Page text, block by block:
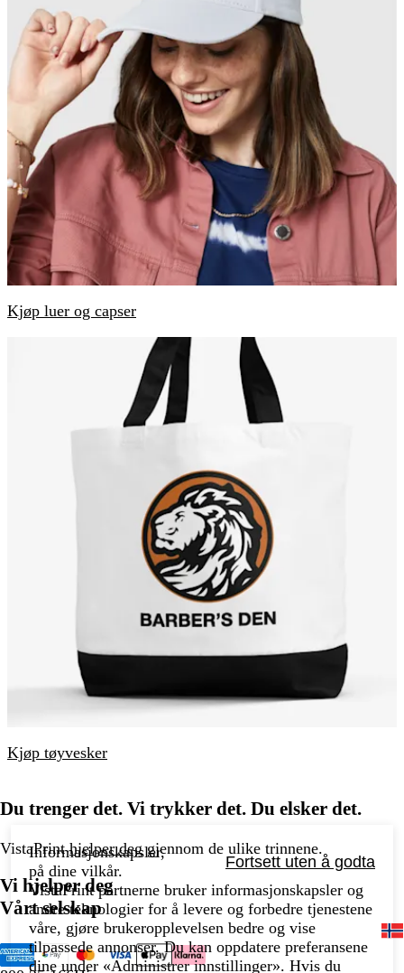
Kjøp luer og capser
Kjøp tøyvesker
Du trenger det. Vi trykker det. Du elsker det.
VistaPrinthjelper deggjennom de ulike trinnene.
Vi hjelper deg
Vårt selskap
Informasjonskapsler,
på dine vilkår.
Fortsett uten å godta
VistaPrint partnerne bruker informasjonskapsler og
andre teknologier for å levere og forbedre tjenestene
våre, gjøre brukeropplevelsen bedre og vise
tilpassede annonser. Du kan oppdatere preferansene
dine under «Administrer innstillinger». Hvis du